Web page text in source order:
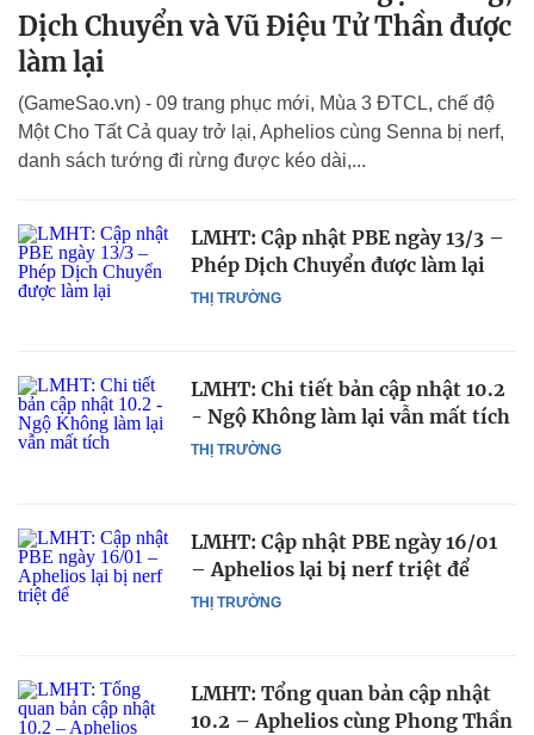
Dịch Chuyển và Vũ Điệu Tử Thần được
làm lại
(GameSao.vn) - 09 trang phục mới, Mùa 3 ĐTCL, chế độ
Một Cho Tất Cả quay trở lại, Aphelios cùng Senna bị nerf,
danh sách tướng đi rừng được kéo dài,...
THỊ TRƯỜNG
LMHT: Cập nhật PBE ngày 13/3 –
Phép Dịch Chuyển được làm lại
THỊ TRƯỜNG
LMHT: Chi tiết bản cập nhật 10.2
- Ngộ Không làm lại vẫn mất tích
THỊ TRƯỜNG
LMHT: Cập nhật PBE ngày 16/01
– Aphelios lại bị nerf triệt để
LMHT: Tổng quan bản cập nhật
10.2 – Aphelios cùng Phong Thần